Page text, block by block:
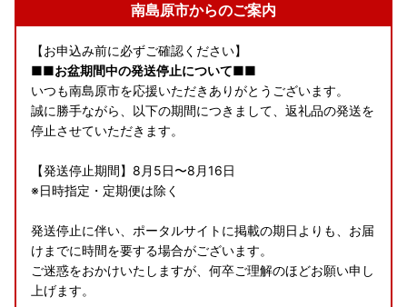
南島原市からのご案内
【お申込み前に必ずご確認ください】
■■お盆期間中の発送停止について■■
いつも南島原市を応援いただきありがとうございます。
誠に勝手ながら、以下の期間につきまして、返礼品の発送を
停止させていただきます。
【発送停止期間】8月5日〜8月16日
※日時指定・定期便は除く
発送停止に伴い、ポータルサイトに掲載の期日よりも、お届
けまでに時間を要する場合がございます。
ご迷惑をおかけいたしますが、何卒ご理解のほどお願い申し
上げます。